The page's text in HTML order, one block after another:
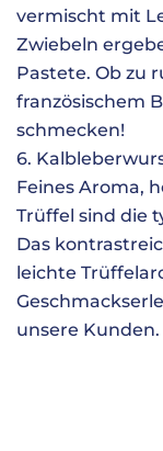
vermischt mit
Zwiebeln
Pastete. Ob zu
französischem
schmecken!
6.
Feines Aroma,
Trüffel sind die
Das
leichte
unsere Kunden.